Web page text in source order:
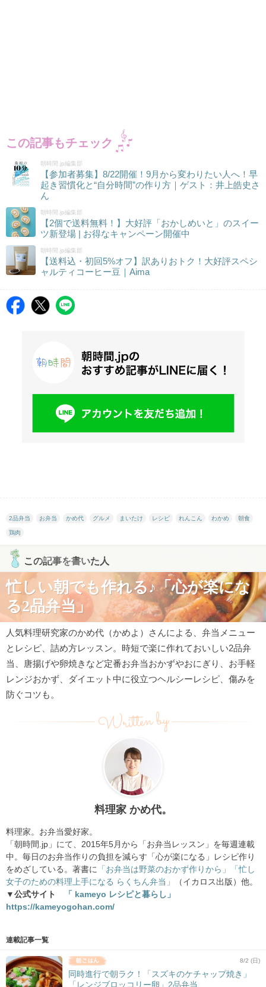
この記事もチェック
朝時間.jp編集部
【参加者募集】8/22開催！9月から変わりたい人へ！早
起き習慣化と“自分時間”の作り方｜ゲスト：井上皓史さ
ん
朝時間.jp編集部
【2個で送料無料！】大好評「おかしめいと」のスイー
ツ新登場 | お得なキャンペーン開催中
朝時間.jp編集部
【送料込・初回5%オフ】訳ありおトク！大好評スペシ
ャルティコーヒー豆｜Aima
2品弁当 お弁当 かめ代 グルメ まいたけ レシピ れんこん わかめ 朝食
鶏肉
この記事を書いた人
忙しい朝でも作れる♪「心が楽にな
る2品弁当」
人気料理研究家のかめ代（かめよ）さんによる、弁当メニュー
とレシピ、詰め方レッスン。時短で楽に作れておいしい2品弁
当、唐揚げや卵焼きなど定番お弁当おかずやおにぎり、お手軽
レンジおかず、ダイエット中に役立つヘルシーレシピ、傷みを
防ぐコツも。
Written by
料理家 かめ代。
料理家。お弁当愛好家。
「朝時間.jp」にて、2015年5月から「お弁当レッスン」を毎週連載
中。毎日のお弁当作りの負担を減らす「心が楽になる」レシピ作り
をめざしている。著書に
「お弁当は野菜のおかず作りから」
「忙し
女子のための料理上手になる らくちん弁当」
（イカロス出版）他。
▼公式サイト
「 kameyo レシピと暮らし」
https://kameyogohan.com/
連載記事一覧
8/2 (日)
同時進行で朝ラク！「スズキのケチャップ焼き」
「レンジブロッコリー卵」2品弁当